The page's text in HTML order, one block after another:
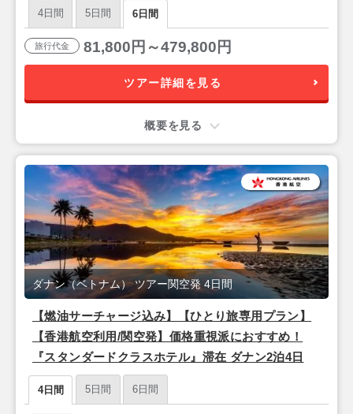
4日間 5日間 6日間
旅行代金 81,800円～479,800円
ツアー詳細を見る
概要を見る
【燃油サーチャージ込み】【ひとり旅専用プラン】
【香港航空利用/関空発】価格重視派におすすめ！
『スタンダードクラスホテル』滞在 ダナン2泊4日
ダナン（ベトナム） ツアー関空発 4日間
4日間 5日間 6日間